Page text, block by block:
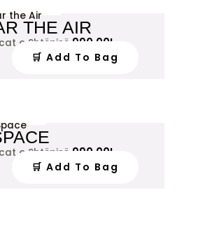
THE AIR
e Shtëpisë 990.00L
🛒 Add To Bag
e Shtëpisë 990.00L
🛒 Add To Bag